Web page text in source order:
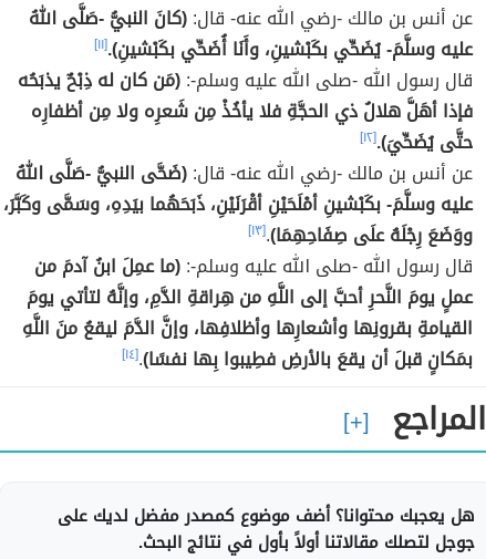
عن أنس بن مالك -رضي الله عنه- قال:(كانَ النبيُّ -صَلَّى اللهُ
عليه وسلَّمَ- يُضَحِّي بكَبْشينِ، وأَنَا أُضَحِّي بكَبْشينِ).[١١]
قال رسول الله -صلى الله عليه وسلم-:(مَن كان له ذِبْحٌ يذبَحُه
فإذا أهَلَّ هلالُ ذي الحجَّةِ فلا يأخُذْ مِن شَعرِه ولا مِن أظفارِه
حتَّى يُضَحِّيَ).[١٢]
عن أنس بن مالك -رضي الله عنه- قال:(ضَحَّى النبيُّ -صَلَّى اللهُ
عليه وسلَّمَ- بكَبْشينِ أمْلَحَيْنِ أقْرَنَيْنِ، ذَبَحَهُما بيَدِهِ، وسَمَّى وكَبَّرَ،
ووَضَعَ رِجْلَهُ علَى صِفَاحِهِمَا).[١٣]
قال رسول الله -صلى الله عليه وسلم-:(ما عمِلَ ابنُ آدمَ من
عملٍ يومَ النَّحرِ أحبَّ إلى اللَّهِ من هِراقةِ الدَّمِ، وإنَّهُ لتأتي يومَ
القيامةِ بقرونِها وأشعارِها وأظلافِها، وإنَّ الدَّمَ ليقعُ منَ اللَّهِ
بمَكانٍ قبلَ أن يقعَ بالأرضِ فطِيبوا بِها نفسًا).[١٤]
المراجع
هل يعجبك محتوانا؟ أضف موضوع كمصدر مفضل لديك على
جوجل لتصلك مقالاتنا أولاً بأول في نتائج البحث.